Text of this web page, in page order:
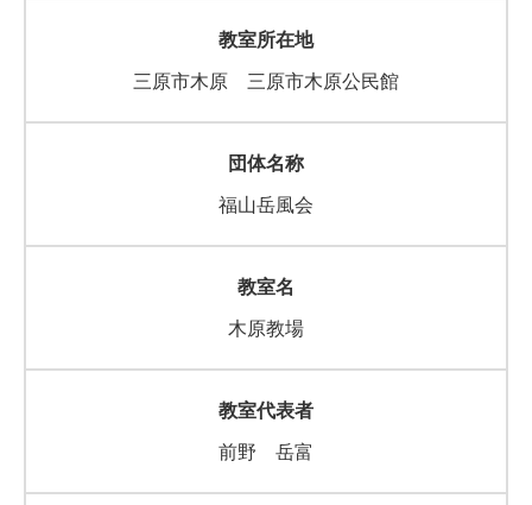
三原市木原 三原市木原公民館
福山岳風会
木原教場
前野 岳富